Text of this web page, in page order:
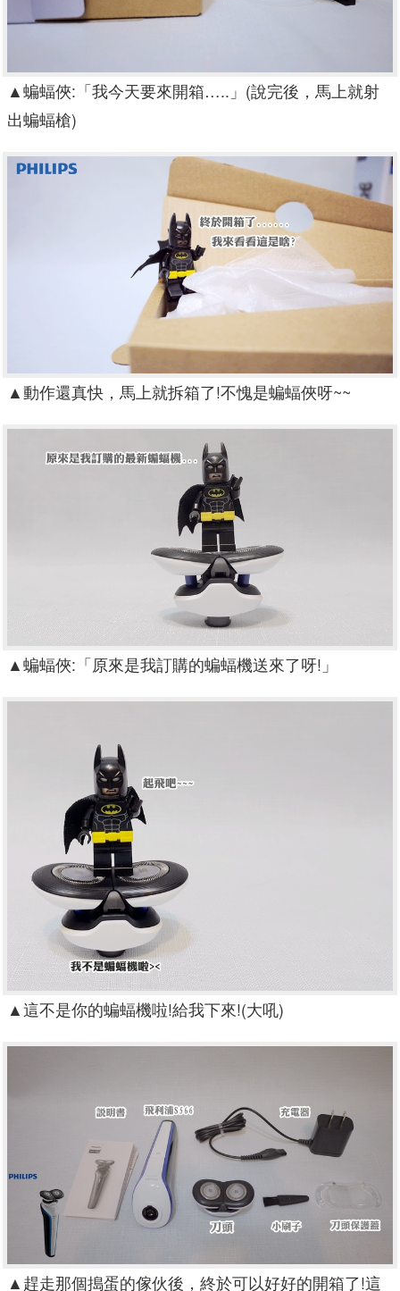
▲蝙蝠俠:「我今天要來開箱…..」(說完後，馬上就射
出蝙蝠槍)
▲動作還真快，馬上就拆箱了!不愧是蝙蝠俠呀~~
▲蝙蝠俠:「原來是我訂購的蝙蝠機送來了呀!」
▲這不是你的蝙蝠機啦!給我下來!(大吼)
▲ 趕走那個搗蛋的傢伙後，終於可以好好的開箱了!這